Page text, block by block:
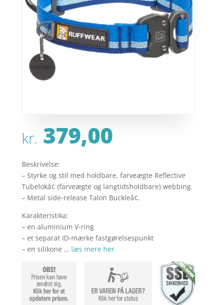
kr. 379,00
Beskrivelse:
– Styrke og stil med holdbare, farveægte Reflective
Tubelokâ¢ (farveægte og langtidsholdbare) webbing.
– Metal side-release Talon Buckleâ¢.
Karakteristika:
– en aluminium V-ring
– et separat ID-mærke fastgørelsespunkt
– en silikone … læs mere her